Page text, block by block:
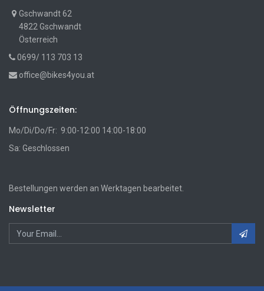
Gschwandt 62
4822 Gschwandt
Österreich
0699/ 113 703 13
office@bikes4you.at
Öffnungszeiten:
Mo/Di/Do/Fr: 9:00-12:00 14:00-18:00
Sa: Geschlossen
Bestellungen werden an Werktagen bearbeitet.
Newsletter